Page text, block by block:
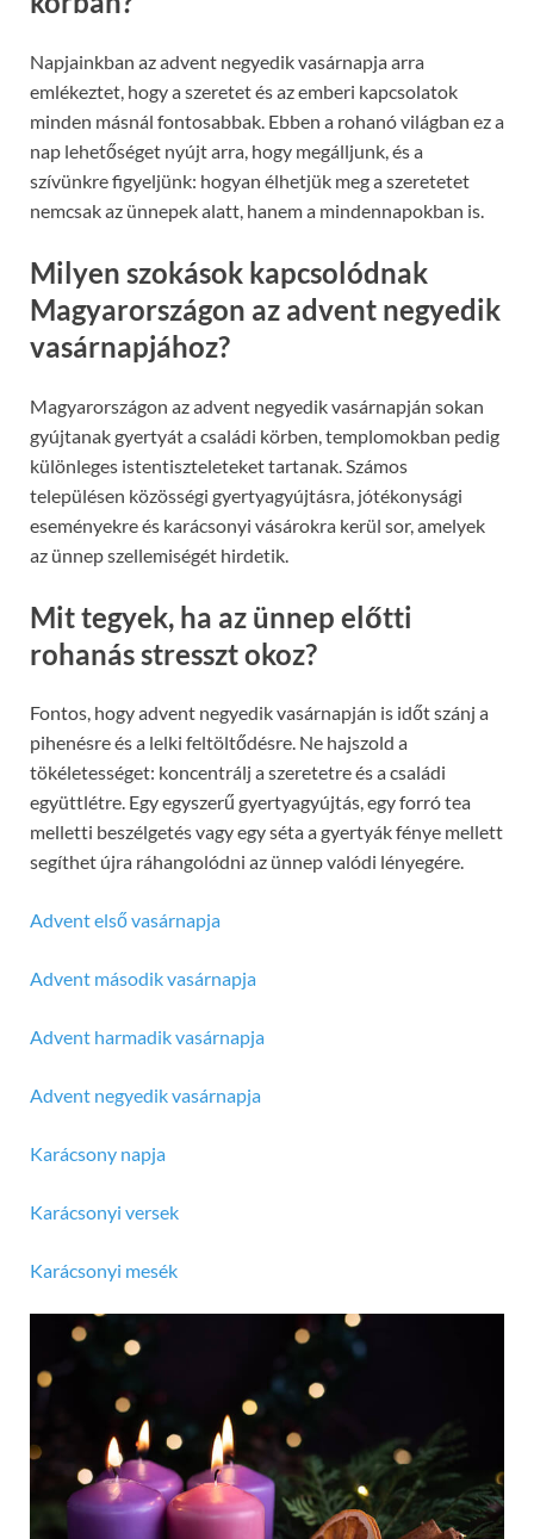
Napjainkban az advent negyedik vasárnapja arra
emlékeztet, hogy a szeretet és az emberi kapcsolatok
minden másnál fontosabbak. Ebben a rohanó világban ez a
nap lehetőséget nyújt arra, hogy megálljunk, és a
szívünkre figyeljünk: hogyan élhetjük meg a szeretetet
nemcsak az ünnepek alatt, hanem a mindennapokban is.
Milyen szokások kapcsolódnak
Magyarországon az advent negyedik
vasárnapjához?
Magyarországon az advent negyedik vasárnapján sokan
gyújtanak gyertyát a családi körben, templomokban pedig
különleges istentiszteleteket tartanak. Számos
településen közösségi gyertyagyújtásra, jótékonysági
eseményekre és karácsonyi vásárokra kerül sor, amelyek
az ünnep szellemiségét hirdetik.
Mit tegyek, ha az ünnep előtti
rohanás stresszt okoz?
Fontos, hogy advent negyedik vasárnapján is időt szánj a
pihenésre és a lelki feltöltődésre. Ne hajszold a
tökéletességet: koncentrálj a szeretetre és a családi
együttlétre. Egy egyszerű gyertyagyújtás, egy forró tea
melletti beszélgetés vagy egy séta a gyertyák fénye mellett
segíthet újra ráhangolódni az ünnep valódi lényegére.
Advent első vasárnapja
Advent második vasárnapja
Advent harmadik vasárnapja
Advent negyedik vasárnapja
Karácsony napja
Karácsonyi versek
Karácsonyi mesék